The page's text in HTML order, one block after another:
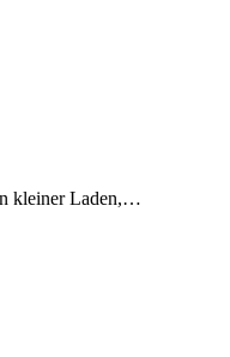
kleiner Laden,…